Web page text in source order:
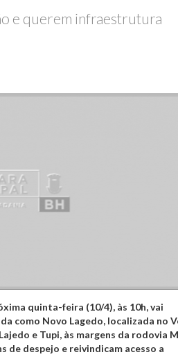
e querem infraestrutura
quinta-feira (10/4), às 10h, vai
como Novo Lagedo, localizada no
e Tupi, às margens da rodovia
de despejo e reivindicam acesso a